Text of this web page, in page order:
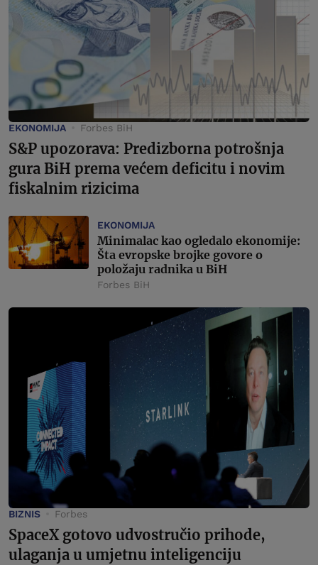
EKONOMIJA Forbes BiH
S&P upozorava: Predizborna potrošnja
gura BiH prema većem deficitu i novim
fiskalnim rizicima
EKONOMIJA
Minimalac kao ogledalo ekonomije:
Šta evropske brojke govore o
položaju radnika u BiH
Forbes BiH
BIZNIS Forbes
SpaceX gotovo udvostručio prihode,
ulaganja u umjetnu inteligenciju